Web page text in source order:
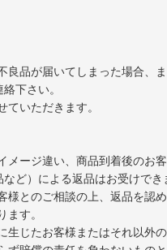
良品が届いてしまった場合、
下さい。
いただきます。
メージ違い、商品到着後のお
ど）による返品はお受けでき
様とのご相談の上、返品を認
す。
生じたお客様またはそれ以外